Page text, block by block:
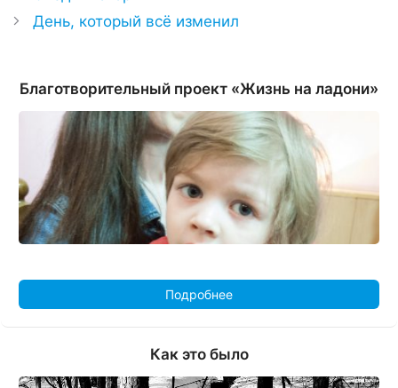
День, который всё изменил
Благотворительный проект «Жизнь на ладони»
Подробнее
Как это было